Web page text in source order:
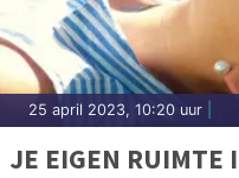
25 april 2023, 10:20 uur
JE EIGEN RUIMTE